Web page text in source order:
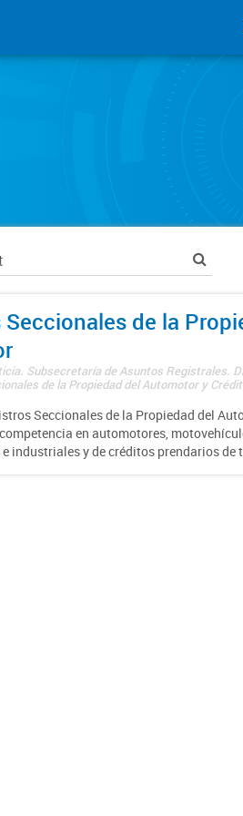
de la
Subsecretaría de Asuntos Registrales.
de la Propiedad del Automotor y
Seccionales de la Propiedad del
en automotores,
industriales y de créditos prendarios de